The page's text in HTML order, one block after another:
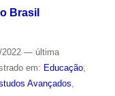
Brasil
— última
em: Educação,
Avançados,